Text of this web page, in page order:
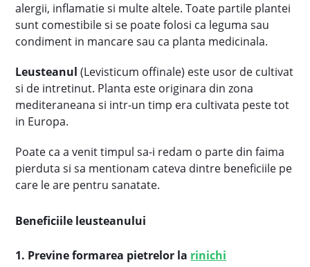
alergii, inflamatie si multe altele. Toate partile plantei
sunt comestibile si se poate folosi ca leguma sau
condiment in mancare sau ca planta medicinala.
Leusteanul (Levisticum offinale) este usor de cultivat
si de intretinut. Planta este originara din zona
mediteraneana si intr-un timp era cultivata peste tot
in Europa.
Poate ca a venit timpul sa-i redam o parte din faima
pierduta si sa mentionam cateva dintre beneficiile pe
care le are pentru sanatate.
Beneficiile leusteanului
1. Previne formarea pietrelor la rinichi